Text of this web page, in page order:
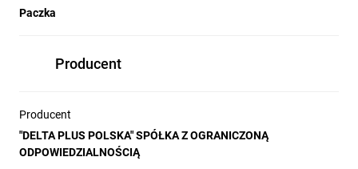
Paczka
Producent
Producent
"DELTA PLUS POLSKA" SPÓŁKA Z OGRANICZONĄ
ODPOWIEDZIALNOŚCIĄ